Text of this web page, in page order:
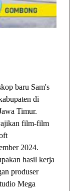
baru Sam's
di
Timur.
film-film
2024.
hasil kerja
produser
Mega